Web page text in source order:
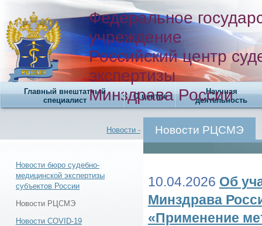
Федеральное
учреждение
Российский центр
экспертизы
Минздрава России
Главный внештатный
специалист
О центре
Научная
деятельность
Новости - Новости РЦСМЭ
Новости бюро судебно-
медицинской экспертизы
субъектов России
Новости РЦСМЭ
Новости COVID-19
10.04.2026 Об
Минздрава
«Применение